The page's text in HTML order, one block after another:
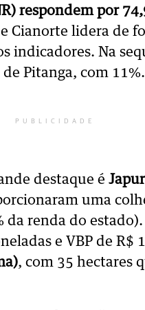
respondem por
Cianorte lidera de
indicadores. Na
Pitanga, com 11%.
PUBLICIDADE
destaque é
uma
da renda do
e VBP de R$
, com 35 hectares